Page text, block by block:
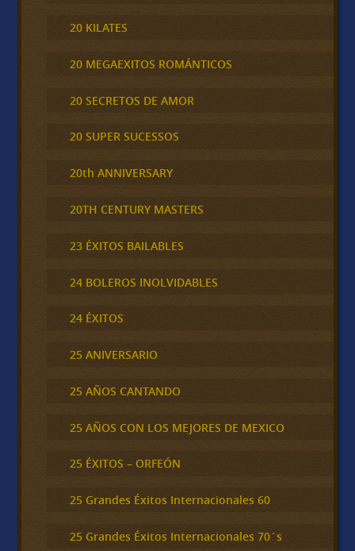
20 KILATES
20 MEGAEXITOS ROMÁNTICOS
20 SECRETOS DE AMOR
20 SUPER SUCESSOS
20th ANNIVERSARY
20TH CENTURY MASTERS
23 ÉXITOS BAILABLES
24 BOLEROS INOLVIDABLES
24 ÉXITOS
25 ANIVERSARIO
25 AÑOS CANTANDO
25 AÑOS CON LOS MEJORES DE MEXICO
25 ÉXITOS – ORFEÓN
25 Grandes Éxitos Internacionales 60
25 Grandes Éxitos Internacionales 70´s